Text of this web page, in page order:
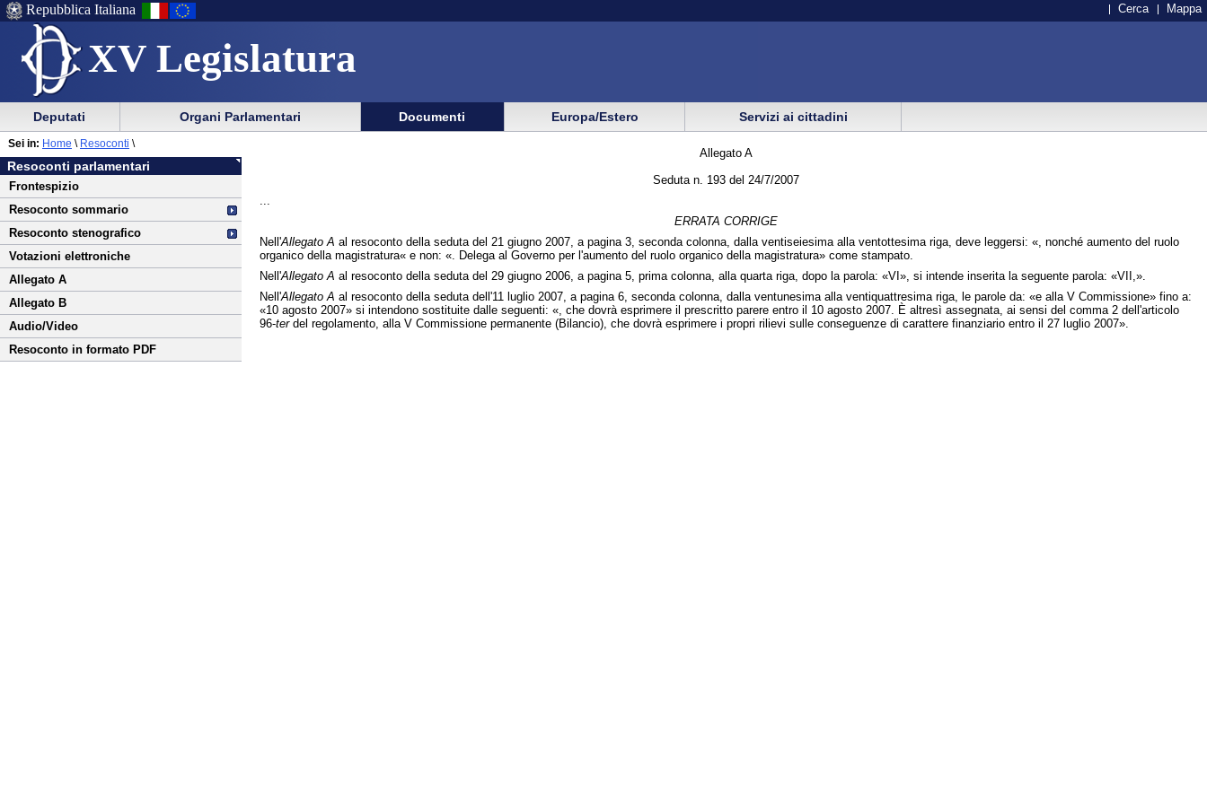
XV Legislatura
Menu
di
ausilio
alla
navigazione
Menu
di
navigazione
principale
Repubblica Italiana Cerca Mappa
Menu
di
navigazione
principale
menu
di
sezione
Deputati Organi Parlamentari Documenti Europa/Estero Servizi ai cittadini
Vai
al
contenuto
Resoconti parlamentari
Frontespizio
Resoconto sommario
Resoconto stenografico
Votazioni elettroniche
Allegato A
Allegato B
Audio/Video
Resoconto in formato PDF
Sei in: Home \ Resoconti \
Allegato A
Seduta n. 193 del 24/7/2007
ERRATA CORRIGE
Nell'Allegato A al resoconto della seduta del 21 giugno 2007, a pagina 3, seconda colonna, dalla ventiseiesima alla ventottesima riga, deve leggersi: «, nonché aumento del ruolo
organico della magistratura« e non: «. Delega al Governo per l'aumento del ruolo organico della magistratura» come stampato.
Nell'Allegato A al resoconto della seduta del 29 giugno 2006, a pagina 5, prima colonna, alla quarta riga, dopo la parola: «VI», si intende inserita la seguente parola: «VII,».
Nell'Allegato A al resoconto della seduta dell'11 luglio 2007, a pagina 6, seconda colonna, dalla ventunesima alla ventiquattresima riga, le parole da: «e alla V Commissione» fino a:
«10 agosto 2007» si intendono sostituite dalle seguenti: «, che dovrà esprimere il prescritto parere entro il 10 agosto 2007. È altresì assegnata, ai sensi del comma 2 dell'articolo
96-terdel regolamento, alla V Commissione permanente (Bilancio), che dovrà esprimere i propri rilievi sulle conseguenze di carattere finanziario entro il 27 luglio 2007».